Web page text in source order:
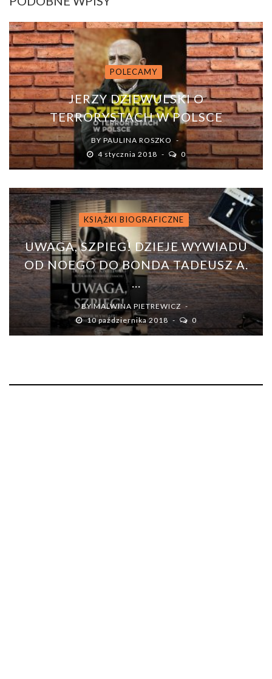
POLECAMY
JERZY DZIEWULSKI O
TERRORYSTACH W POLSCE
BYPAULINA ROSZKO
4 stycznia 2018
0
KSIĄŻKI BIOGRAFICZNE
UWAGA, SZPIEG! DZIEJE WYWIADU
OD NOEGO DO BONDA TADEUSZ A.
BYMALWINA PIETREWICZ
10 października 2018
0